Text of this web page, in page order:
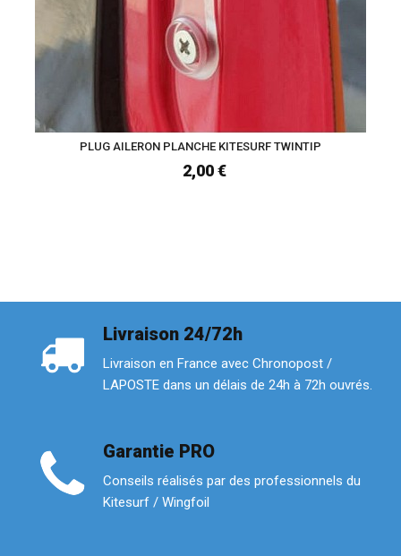
PLUG AILERON PLANCHE KITESURF TWINTIP
2,00 €
Livraison 24/72h
Livraison en France avec Chronopost /
LAPOSTE dans un délais de 24h à 72h ouvrés.
Garantie PRO
Conseils réalisés par des professionnels du
Kitesurf / Wingfoil